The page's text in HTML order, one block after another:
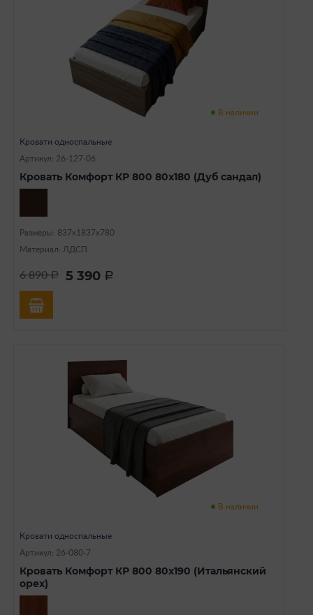
В наличии
Кровати односпальные
Артикул: 26-127-06
Кровать Комфорт КР 800 80х180 (Дуб сандал)
Размеры: 837х1837х780
Материал: ЛДСП
6 890a 5 390 a
В наличии
Кровати односпальные
Артикул: 26-080-7
Кровать Комфорт КР 800 80х190 (Итальянский
орех)